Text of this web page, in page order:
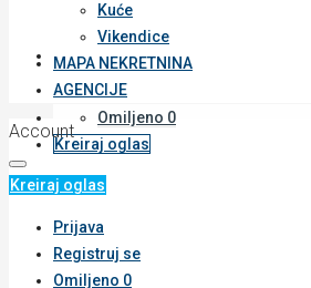
AGENCIJE
Omiljeno 0
Kreiraj oglas
Kuće
Vikendice
MAPA NEKRETNINA
AGENCIJE
Account
Kreiraj oglas
Prijava
Registruj se
Omiljeno 0